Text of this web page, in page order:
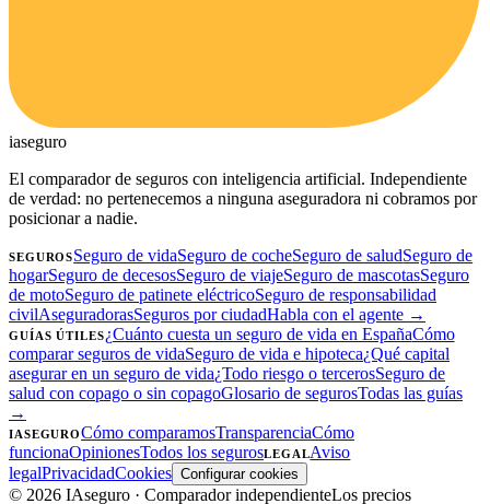
iaseguro
El comparador de seguros con inteligencia artificial. Independiente
de verdad: no pertenecemos a ninguna aseguradora ni cobramos por
posicionar a nadie.
SEGUROSSeguro de vidaSeguro de cocheSeguro de saludSeguro de
hogarSeguro de decesosSeguro de viajeSeguro de mascotasSeguro
de motoSeguro de patinete eléctricoSeguro de responsabilidad
civilAseguradorasSeguros por ciudadHabla con el agente →
GUÍAS ÚTILES¿Cuánto cuesta un seguro de vida en EspañaCómo
comparar seguros de vidaSeguro de vida e hipoteca¿Qué capital
asegurar en un seguro de vida¿Todo riesgo o tercerosSeguro de
salud con copago o sin copagoGlosario de segurosTodas las guías
→
IASEGUROCómo comparamosTransparenciaCómo
funcionaOpinionesTodos los segurosLEGALAviso
legalPrivacidadCookies Configurar cookies
© 2026 IAseguro · Comparador independienteLos precios